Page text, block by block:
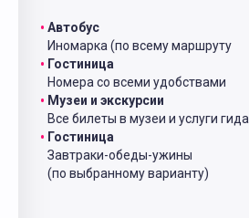
Автобус
Иномарка (по всему маршруту
Гостиница
Номера со всеми удобствами
Музеи и экскурсии
Все билеты в музеи и услуги гида
Гостиница
Завтраки-обеды-ужины
(по выбранному варианту)